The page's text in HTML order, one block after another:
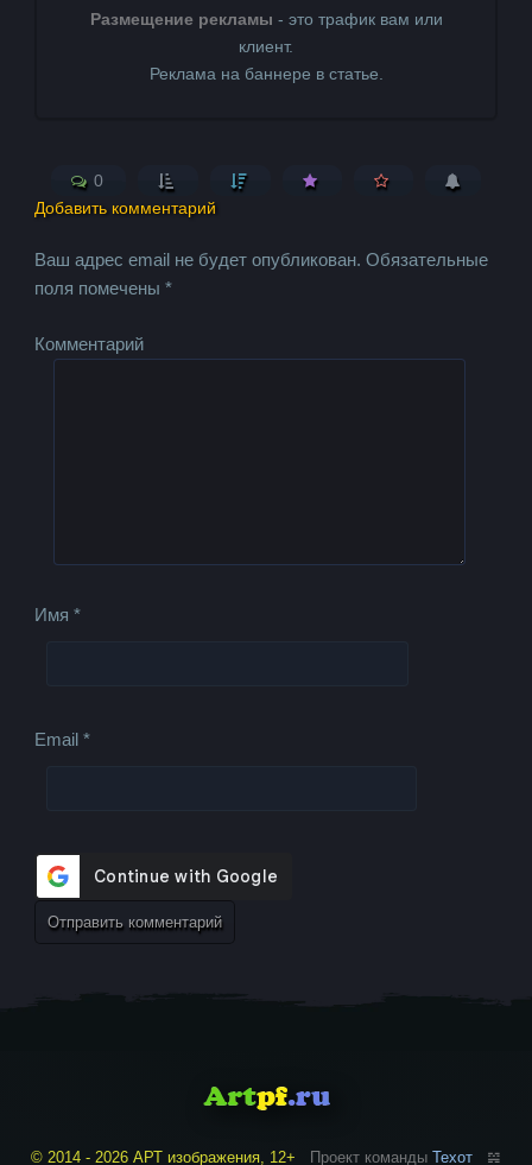
Размещение рекламы - это трафик вам или
клиент.
Реклама на баннере в статье.
0
Добавить комментарий
Ваш адрес email не будет опубликован. Обязательные
поля помечены*
Комментарий
Имя*
Email*
© 2014 - 2026 АРТ изображения, 12+ Проект команды Техот 𝌴